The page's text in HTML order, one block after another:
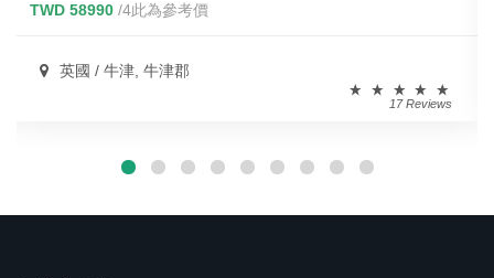
TWD 58990 /4此為參考價
英國 / 牛津, 牛津郡
17 Reviews